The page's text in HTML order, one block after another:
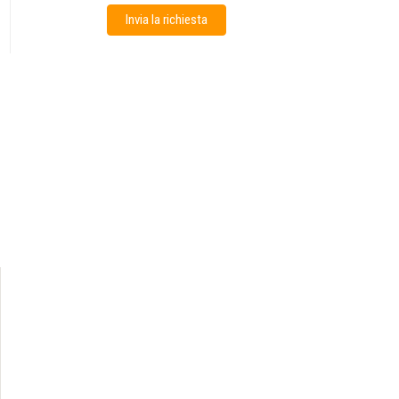
Invia la richiesta